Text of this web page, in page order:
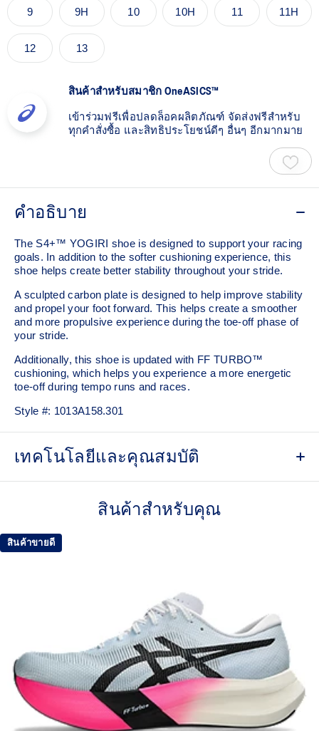
9 9H 10 10H 11 11H
12 13
สินค้าสำหรับสมาชิก OneASICS™
เข้าร่วมฟรีเพื่อปลดล็อคผลิตภัณฑ์ จัดส่งฟรีสำหรับ
ทุกคำสั่งซื้อ และสิทธิประโยชน์ดีๆ อื่นๆ อีกมากมาย
คำอธิบาย
The S4+™ YOGIRI shoe is designed to support your racing
goals. In addition to the softer cushioning experience, this
shoe helps create better stability throughout your stride. ​
A sculpted carbon plate is designed to help improve stability
and propel your foot forward. This helps create a smoother
and more propulsive experience during the toe-off phase of
your stride.​
Additionally, this shoe is updated with FF TURBO™
cushioning, which helps you experience a more energetic
toe-off during tempo runs and races.
Style #: 1013A158.301
เทคโนโลยีและคุณสมบัติ
Improves breathability
with recycled materials to reduce waste and carbon
emissions
process that reduces water usage by approximately
33% and carbon emissions by approximately 45%
compared to the conventional dyeing technology
Full-length carbon plate
Adds structure and improve toe-off propulsion
FF TURBO™ cushioning
Our lightest and bounciest cushioning material that's
approximately 33% lighter and approximately 13% more
responsive than FF BLAST™ cushioning
สินค้าสำหรับคุณ
สินค้าขายดี